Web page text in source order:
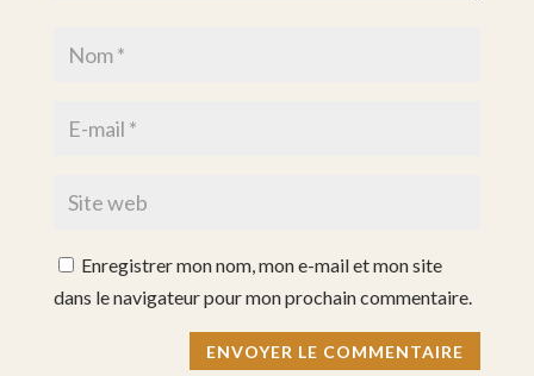
Enregistrer mon nom, mon e-mail et mon site
dans le navigateur pour mon prochain commentaire.